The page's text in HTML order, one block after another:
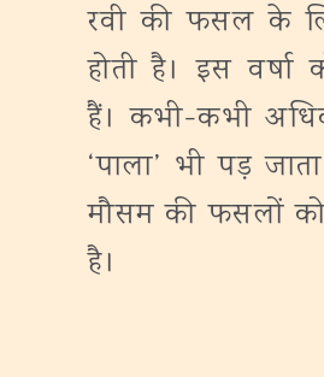
रवी की फसल के
होती है। इस
हैं। कभी-कभी
‘पाला’ भी पड़
मौसम की फसलों को
है।